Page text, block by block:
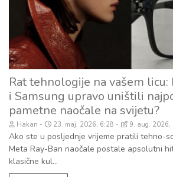
Rat tehnologije na vašem
i Samsung upravo uništili
pametne naočale na svijetu?
Hakan 23. maj. 2026, 6:28 9. aug. 2026,
Ako ste u posljednje vrijeme pratili tehno-
Meta Ray-Ban naočale postale apsolutni
klasične kul...